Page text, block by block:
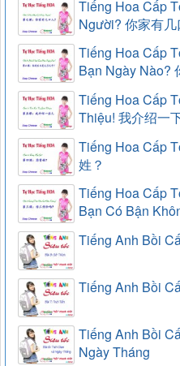
Tiếng Hoa Cấp
Người? 你家有几
Tiếng Hoa Cấp
Bạn Ngày Nào?
Tiếng Hoa Cấp
Thiệu! 我介绍一
Tiếng Hoa Cấp
姓？
Tiếng Hoa Cấp
Bạn Có Bận
Tiếng Anh Bồi
Tiếng Anh Bồi
Tiếng Anh Bồi
Ngày Tháng